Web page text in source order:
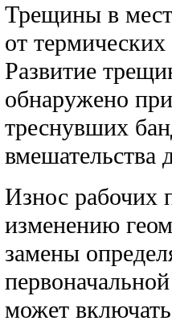
Трещины в
от
Развитие
обнаружено
треснувших
вмешательства
Износ рабочих
изменению
замены
может